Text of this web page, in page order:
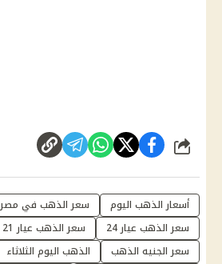
شارك
أسعار الذهب اليوم
سعر الذهب في مصر
سعر الذهب عيار 24
سعر الذهب عيار 21
سعر الجنيه الذهب
الذهب اليوم الثلاثاء